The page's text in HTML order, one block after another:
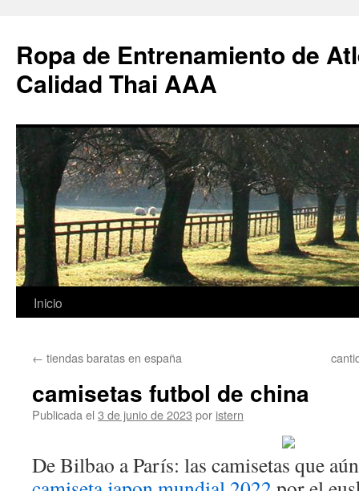
Ropa de Entrenamiento de
Calidad Thai AAA
Saltar
contenido
Inicio
← tiendas baratas en españa
camisetas futbol de china
Publicada el 3 de junio de 2023 por istern
De Bilbao a París: las camisetas que